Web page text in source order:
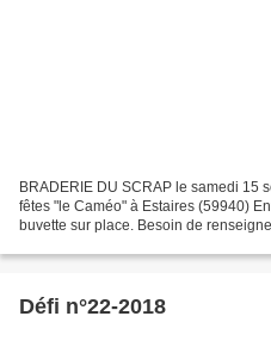
BRADERIE DU SCRAP le samedi 15
fêtes "le Caméo" à Estaires (59940)
buvette sur place. Besoin de
Défi n°22-2018